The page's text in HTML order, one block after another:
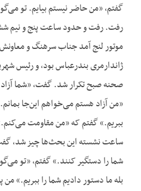
گفتم، «من حاضر نیستم بیایم. تو
رفت. رفت و حدود ساعت پنج و نیم
موتور لنج آمد جناب سرهنگ و
ژاندارمری بندرعباس بود، و رئیس
صحنه صبح تکرار شد. گفت، «شما آزاد
«من آزاد هستم می‌خواهم این‌جا
ببریم.» گفتم که «من مقاومت
ساعت نشسته این بحث‌ها چیز شد،
شما را دستگیر کنند.» گفتم، «تو
بله ما دستور دادیم شما را ببریم.»